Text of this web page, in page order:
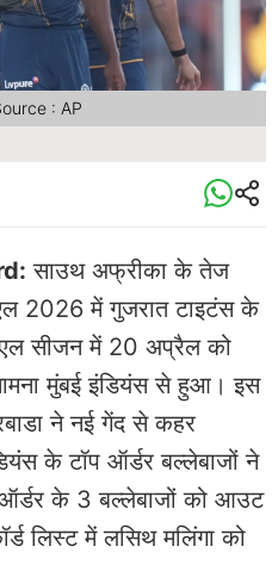
: AP
साउथ अफ्रीका के तेज
2026 में गुजरात टाइटंस के
सीजन में 20 अप्रैल को
मुंबई इंडियंस से हुआ। इस
ने नई गेंद से कहर
के टॉप ऑर्डर बल्लेबाजों ने
के 3 बल्लेबाजों को आउट
लिस्ट में लसिथ मलिंगा को